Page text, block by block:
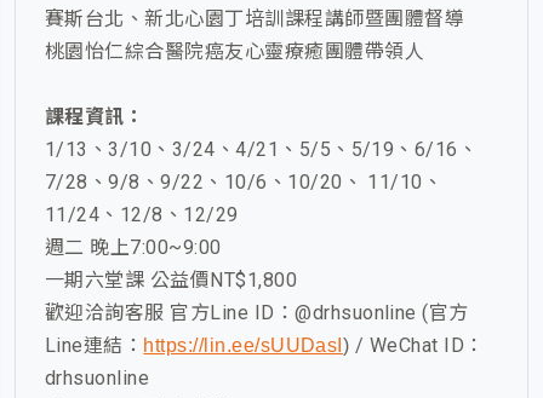
賽斯台北、新北心園丁培訓課程講師暨團體督導
桃園怡仁綜合醫院癌友心靈療癒團體帶領人
課程資訊：
1/13、3/10、3/24、4/21、5/5、5/19、6/16、
7/28、9/8、9/22、10/6、10/20、 11/10、
11/24、12/8、12/29
週二 晚上7:00~9:00
一期六堂課 公益價NT$1,800
歡迎洽詢客服 官方Line ID：@drhsuonline (官方
Line連結： https://lin.ee/sUUDasI ) / WeChat ID：
drhsuonline